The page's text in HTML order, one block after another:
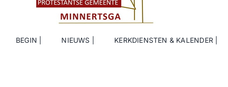
BEGIN | NIEUWS | KERKDIENSTEN & KALENDER |